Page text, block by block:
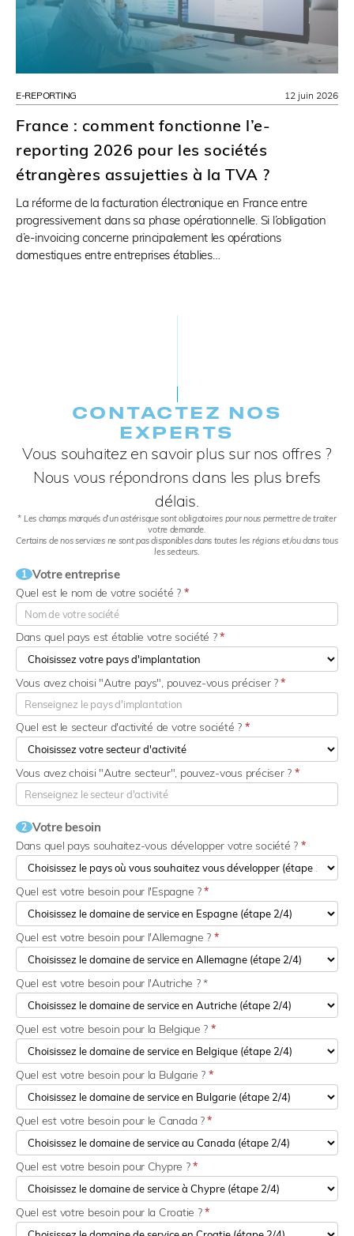
E-REPORTING
France : comment fonctionne l’e-
reporting 2026 pour les sociétés
étrangères assujetties à la TVA ?
La réforme de la facturation électronique en France entre
progressivement dans sa phase opérationnelle. Si l’obligation
d’e-invoicing concerne principalement les opérations
domestiques entre entreprises établies…
12 juin 2026
CONTACTEZ NOS
EXPERTS​
Vous souhaitez en savoir plus sur nos offres ?
Nous vous répondrons dans les plus brefs
délais.
* Les champs marqués d’un astérisque sont obligatoires pour nous permettre de traiter
votre demande.
Certains de nos services ne sont pas disponibles dans toutes les régions et/ou dans tous
les secteurs.
1 Votre entreprise
Quel est le nom de votre société ? *
Dans quel pays est établie votre société ?*
Quel est le secteur d'activité de votre société ? *
Vous avez choisi "Autre pays", pouvez-vous préciser ?*
Vous avez choisi "Autre secteur", pouvez-vous préciser ? *
2 Votre besoin
Dans quel pays souhaitez-vous développer votre société ? *
Quel est votre besoin pour l'Espagne ?*
Quel est votre besoin pour l'Allemagne ? *
Quel est votre besoin pour l'Autriche ? *
Quel est votre besoin pour la Belgique ? *
Quel est votre besoin pour la Bulgarie ? *
Quel est votre besoin pour le Canada ?*
Quel est votre besoin pour Chypre ?*
Quel est votre besoin pour la Croatie ?*